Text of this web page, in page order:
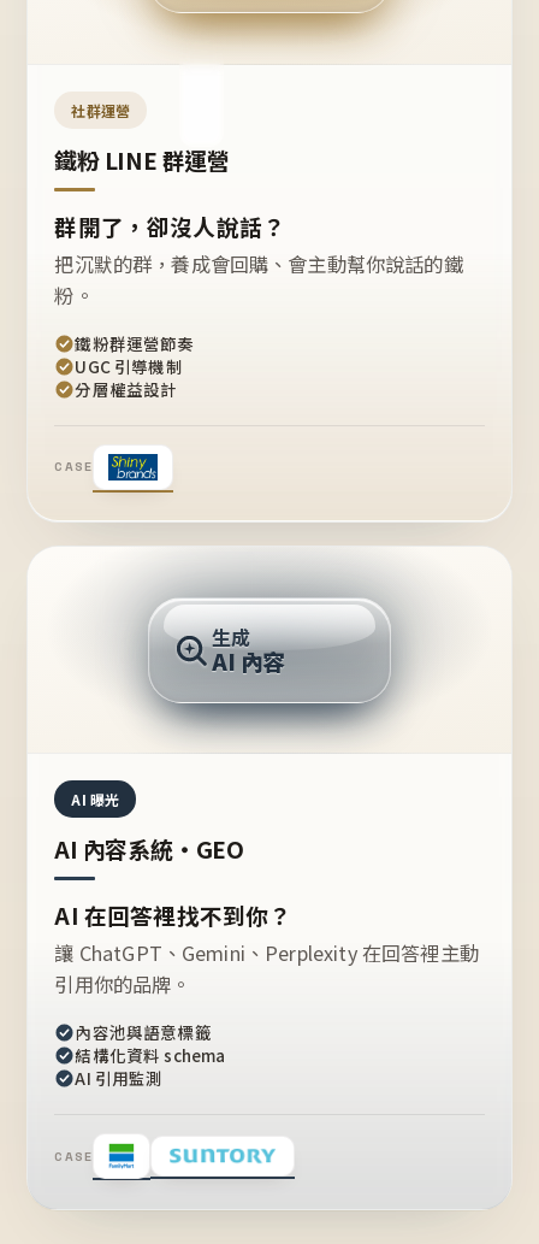
開團
嗎？
社群運營
鐵粉 LINE 群運營
群開了，卻沒人說話？
把沉默的群，養成會回購、會主動幫你說話的鐵
粉。
鐵粉群運營節奏
UGC 引導機制
分層權益設計
CASE
推薦的台灣品牌？
生成
AI 內容
AI 曝光
AI 內容系統・GEO
AI 在回答裡找不到你？
讓 ChatGPT、Gemini、Perplexity 在回答裡主動
引用你的品牌。
內容池與語意標籤
結構化資料 schema
AI 引用監測
CASE